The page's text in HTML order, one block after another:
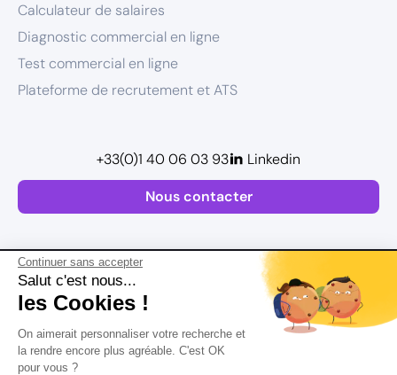
Continuer sans accepter
Salut c'est nous...
les Cookies !
On aimerait personnaliser votre recherche et
la rendre encore plus agréable. C'est OK
pour vous ?
Calculateur de salaires
Diagnostic commercial en ligne
Test commercial en ligne
Plateforme de recrutement et ATS
Nous contacter
+33(0)1 40 06 03 93 Linkedin
Plan de site
Mentions légales